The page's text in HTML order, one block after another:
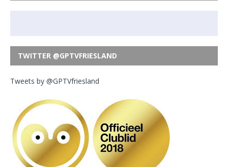
TWITTER @GPTVFRIESLAND
Tweets by @GPTVfriesland